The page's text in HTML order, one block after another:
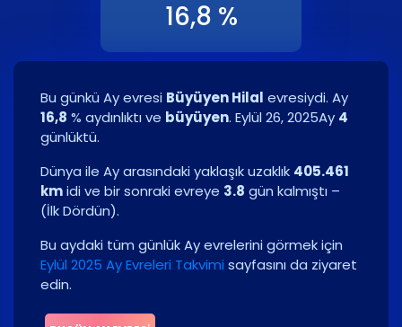
16,8 %
Bu günkü Ay evresi Büyüyen Hilal evresiydi. Ay
16,8 % aydınlıktı ve büyüyen. Eylül 26, 2025Ay 4
günlüktü.
Dünya ile Ay arasındaki yaklaşık uzaklık 405.461
kmidi ve bir sonraki evreye 3.8 gün kalmıştı –
(İlk Dördün).
Bu aydaki tüm günlük Ay evrelerini görmek için
Eylül 2025 Ay Evreleri Takvimi sayfasını da ziyaret
edin.